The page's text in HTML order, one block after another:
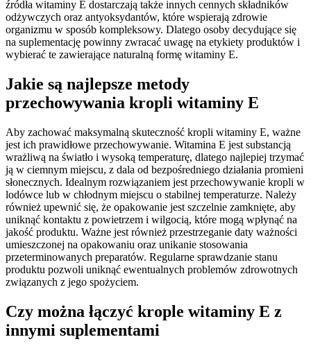
źródła witaminy E dostarczają także innych cennych składników
odżywczych oraz antyoksydantów, które wspierają zdrowie
organizmu w sposób kompleksowy. Dlatego osoby decydujące się
na suplementację powinny zwracać uwagę na etykiety produktów i
wybierać te zawierające naturalną formę witaminy E.
Jakie są najlepsze metody
przechowywania kropli witaminy E
Aby zachować maksymalną skuteczność kropli witaminy E, ważne
jest ich prawidłowe przechowywanie. Witamina E jest substancją
wrażliwą na światło i wysoką temperaturę, dlatego najlepiej trzymać
ją w ciemnym miejscu, z dala od bezpośredniego działania promieni
słonecznych. Idealnym rozwiązaniem jest przechowywanie kropli w
lodówce lub w chłodnym miejscu o stabilnej temperaturze. Należy
również upewnić się, że opakowanie jest szczelnie zamknięte, aby
uniknąć kontaktu z powietrzem i wilgocią, które mogą wpłynąć na
jakość produktu. Ważne jest również przestrzeganie daty ważności
umieszczonej na opakowaniu oraz unikanie stosowania
przeterminowanych preparatów. Regularne sprawdzanie stanu
produktu pozwoli uniknąć ewentualnych problemów zdrowotnych
związanych z jego spożyciem.
Czy można łączyć krople witaminy E z
innymi suplementami